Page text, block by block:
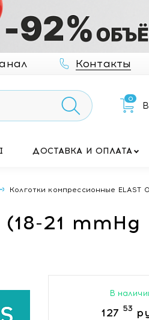
Контакты
0
ДОСТАВКА И ОПЛАТА
Колготки компрессионные ELAST
21 mmHg
В
127 53